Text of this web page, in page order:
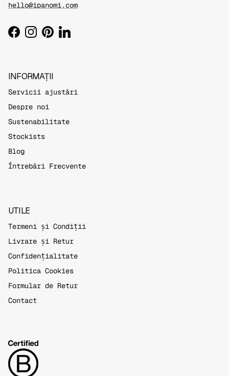
hello@ipanomi.com
FacebookInstagram
Pinterest
LinkedIn
INFORMAȚII
Servicii ajustări
Despre noi
Sustenabilitate
Stockists
Blog
Întrebări Frecvente
UTILE
Termeni și Condiții
Livrare și Retur
Confidențialitate
Politica Cookies
Formular de Retur
Contact